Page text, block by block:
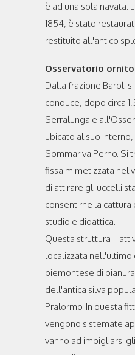
è ad una sola navata.
1854, è stato
restituito all'antico
Osservatorio
Dalla frazione Baroli
conduce, dopo circa
Serralunga e
ubicato al suo
Sommariva Perno. Si
fissa mimetizzata nel
di attirare gli uccelli
consentirne la
studio e didattica.
Questa struttura –
localizzata nell'ultimo
piemontese di
dell'antica silva
Pralormo. In questa
vengono sistemate
vanno ad impigliarsi